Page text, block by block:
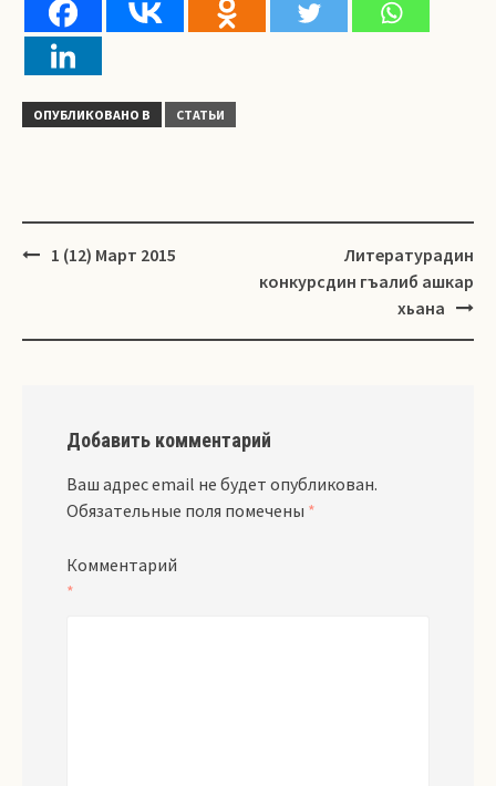
ОПУБЛИКОВАНО В СТАТЬИ
Навигация
1 (12) Март 2015
Литературадин
конкурсдин гъалиб ашкар
хьана
Добавить комментарий
Ваш адрес email не будет опубликован.
Обязательные поля помечены *
Комментарий
*